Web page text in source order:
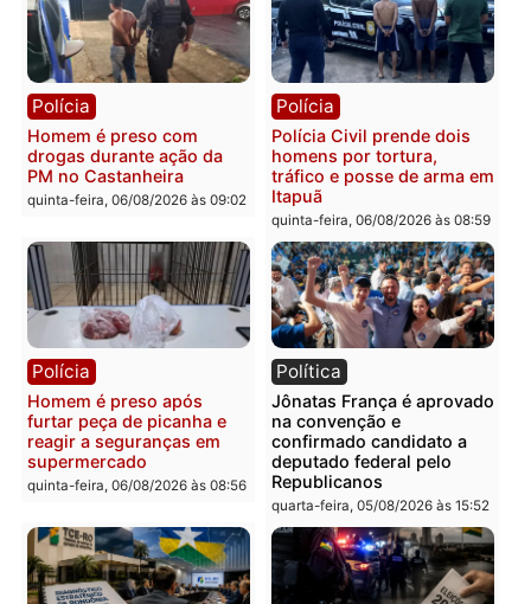
Polícia
Homem é esfaqueado no
tórax durante briga com
vizinho no bairro Ulysses
Guimarães
quinta-feira, 06/08/2026 às 09:24
Polícia
Três suspeitos ligados a
facção criminosa são
presos por receptação e
adulteração de veículos
em Porto Velho
quinta-feira, 06/08/2026 às
Polícia
Homem é preso com
drogas durante ação da
PM no Castanheira
Polícia
Polícia Civil prende dois
homens por tortura,
tráfico e posse de arma
Itapuã
quinta-feira, 06/08/2026 às